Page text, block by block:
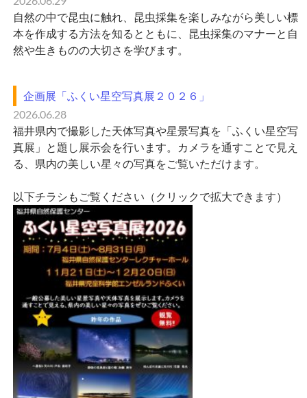
自然の中で昆虫に触れ、昆虫採集を楽しみながら美しい標
本を作成する方法を知るとともに、昆虫採集のマナーと自
然や生きものの大切さを学びます。
企画展「ふくい星空写真展２０２６」
2026.06.28
福井県内で撮影した天体写真や星景写真を「ふくい星空写
真展」と題し展示会を行います。カメラを通すことで見え
る、県内の美しい星々の写真をご覧いただけます。
以下チラシもご覧ください（クリックで拡大できます）